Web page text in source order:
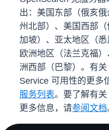
出：美国东部（俄亥
州北部）、美国西部
加坡）、亚太地区（悉
欧洲地区（法兰克福
洲西部（巴黎）。有
Service 可用性的更多
服务列表。要了解有
更多信息，请参阅文档